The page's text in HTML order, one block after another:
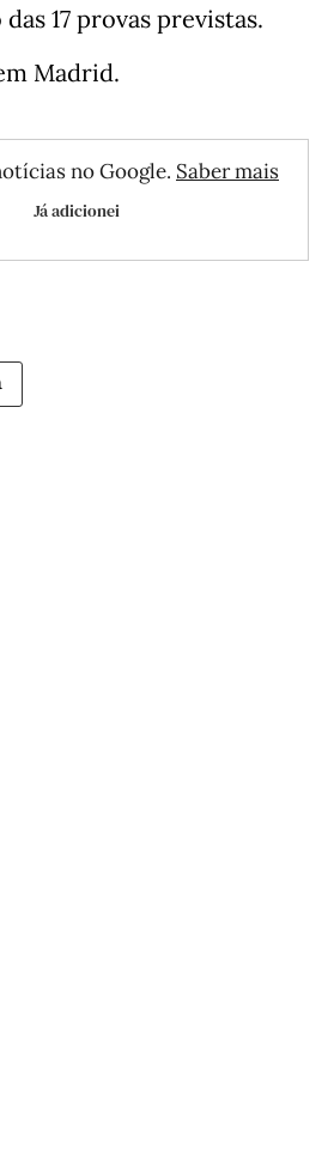
17 provas previstas.
Madrid.
no Google. Saber mais
Já adicionei